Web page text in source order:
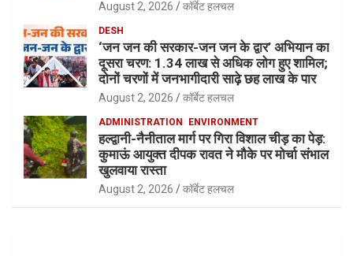
August 2, 2026 कॉर्बेट हलचल
DESH
‘जन जन की सरकार-जन जन के द्वार’ अभियान का
दूसरा चरण: 1.34 लाख से अधिक लोग हुए शामिल;
दोनों चरणों में जनभागीदारी साढ़े छह लाख के पार
August 2, 2026 कॉर्बेट हलचल
ADMINISTRATION ENVIRONMENT
हल्द्वानी-नैनीताल मार्ग पर गिरा विशाल चीड़ का पेड़:
कुमाऊं आयुक्त दीपक रावत ने मौके पर मोर्चा संभाल
खुलवाया रास्ता
August 2, 2026 कॉर्बेट हलचल